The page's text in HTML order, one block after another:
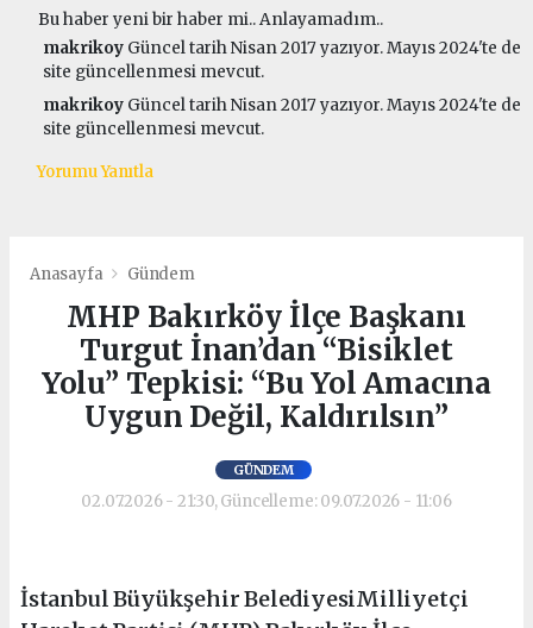
Bu haber yeni bir haber mi.. Anlayamadım..
makrikoy Güncel tarih Nisan 2017 yazıyor. Mayıs 2024'te de
site güncellenmesi mevcut.
makrikoy Güncel tarih Nisan 2017 yazıyor. Mayıs 2024'te de
site güncellenmesi mevcut.
Yorumu Yanıtla
Anasayfa Gündem
MHP Bakırköy İlçe Başkanı
Turgut İnan’dan “Bisiklet
Yolu” Tepkisi: “Bu Yol Amacına
Uygun Değil, Kaldırılsın”
GÜNDEM
02.07.2026 - 21:30, Güncelleme: 09.07.2026 - 11:06
İstanbul Büyükşehir BelediyesiMilliyetçi